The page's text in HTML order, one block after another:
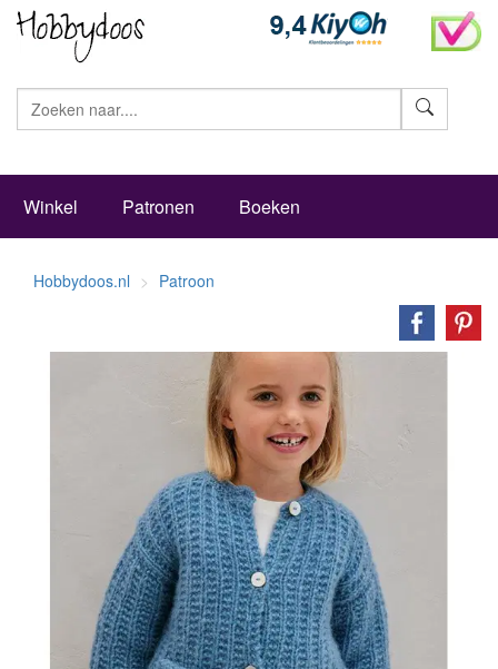
Winkel Patronen Boeken
Hobbydoos.nl Patroon